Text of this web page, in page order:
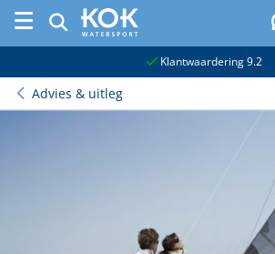
Klantwaardering 9.2
Advies & uitleg